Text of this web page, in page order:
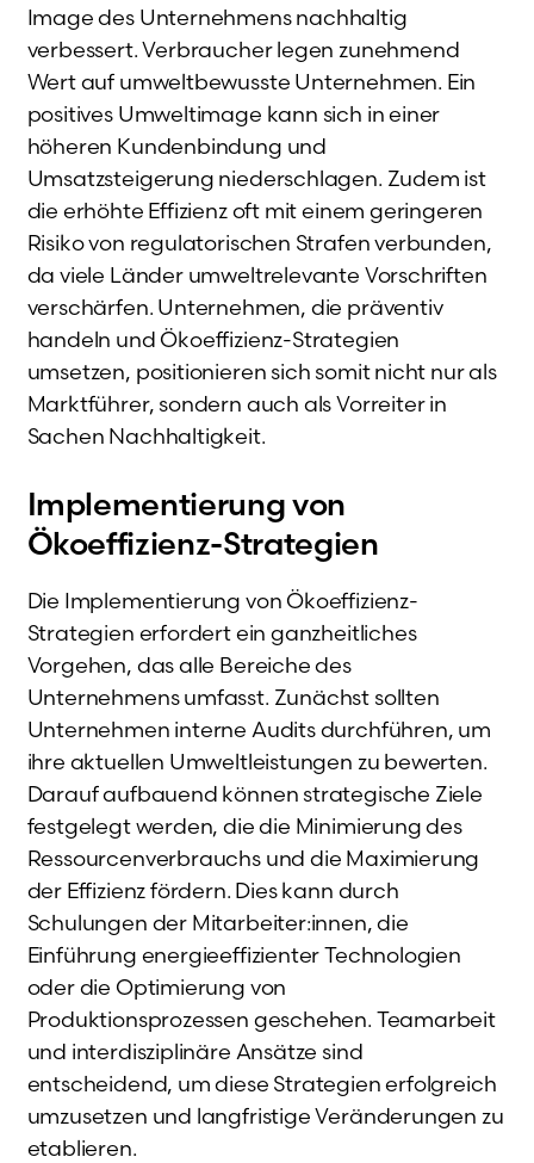
Image des Unternehmens nachhaltig
verbessert. Verbraucher legen zunehmend
Wert auf umweltbewusste Unternehmen. Ein
positives Umweltimage kann sich in einer
höheren Kundenbindung und
Umsatzsteigerung niederschlagen. Zudem ist
die erhöhte Effizienz oft mit einem geringeren
Risiko von regulatorischen Strafen verbunden,
da viele Länder umweltrelevante Vorschriften
verschärfen. Unternehmen, die präventiv
handeln und Ökoeffizienz-Strategien
umsetzen, positionieren sich somit nicht nur als
Marktführer, sondern auch als Vorreiter in
Sachen Nachhaltigkeit.
Implementierung von
Ökoeffizienz-Strategien
Die Implementierung von Ökoeffizienz-
Strategien erfordert ein ganzheitliches
Vorgehen, das alle Bereiche des
Unternehmens umfasst. Zunächst sollten
Unternehmen interne Audits durchführen, um
ihre aktuellen Umweltleistungen zu bewerten.
Darauf aufbauend können strategische Ziele
festgelegt werden, die die Minimierung des
Ressourcenverbrauchs und die Maximierung
der Effizienz fördern. Dies kann durch
Schulungen der Mitarbeiter:innen, die
Einführung energieeffizienter Technologien
oder die Optimierung von
Produktionsprozessen geschehen. Teamarbeit
und interdisziplinäre Ansätze sind
entscheidend, um diese Strategien erfolgreich
umzusetzen und langfristige Veränderungen zu
etablieren.